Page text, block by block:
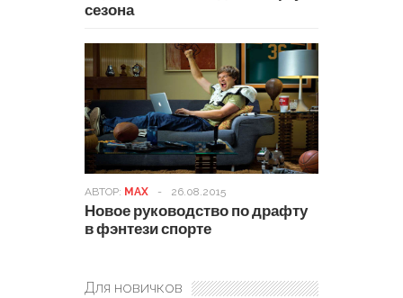
сезона
АВТОР: MAX - 26.08.2015
Новое руководство по драфту
в фэнтези спорте
Для новичков